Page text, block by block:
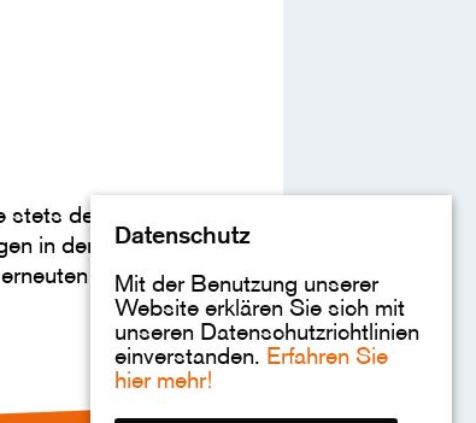
den
in der
Besuch
Datenschutz
Mit der Benutzung unserer
Website erklären Sie sich mit
unseren Datenschutzrichtlinien
einverstanden. Erfahren Sie
hier mehr!